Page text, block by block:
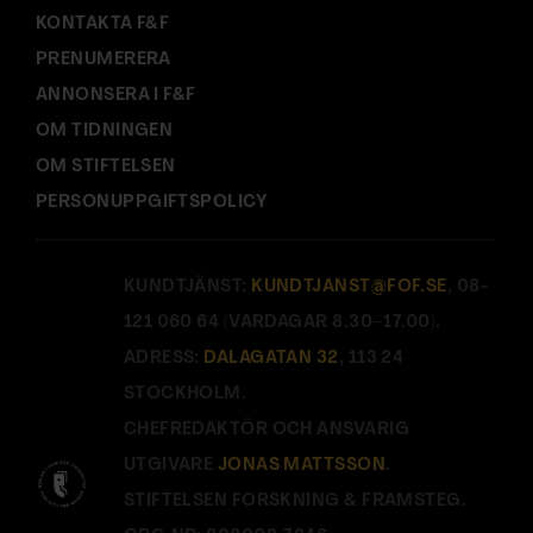
KONTAKTA F&F
PRENUMERERA
ANNONSERA I F&F
OM TIDNINGEN
OM STIFTELSEN
PERSONUPPGIFTSPOLICY
KUNDTJÄNST: KUNDTJANST@FOF.SE , 08-
121 060 64 (VARDAGAR 8.30–17.00).
ADRESS: DALAGATAN 32 , 113 24
STOCKHOLM.
CHEFREDAKTÖR OCH ANSVARIG
UTGIVARE JONAS MATTSSON .
STIFTELSEN FORSKNING & FRAMSTEG.